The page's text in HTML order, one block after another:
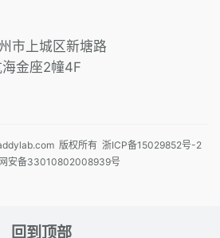
市上城区新塘路
金座2幢4F
版权所有 浙ICP备15029852号-2
安备33010802008939号
回到顶部